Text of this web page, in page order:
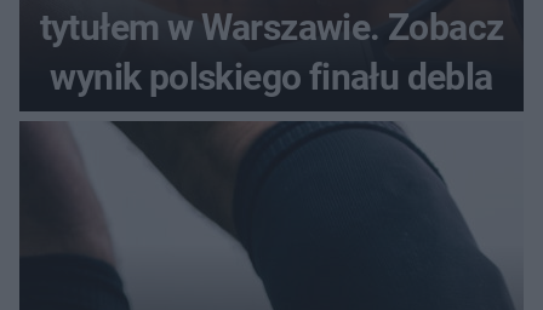
tytułem w Warszawie. Zobacz
wynik polskiego finału debla